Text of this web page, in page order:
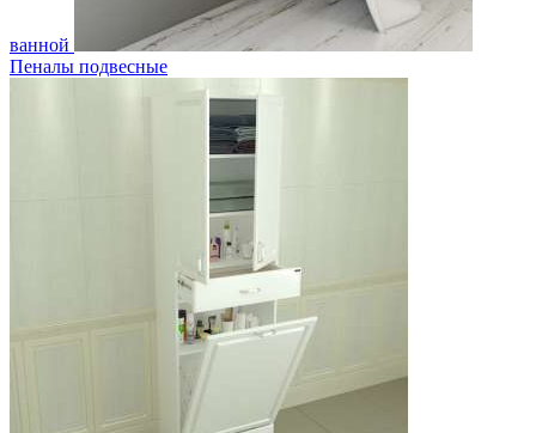
ванной
Пеналы подвесные